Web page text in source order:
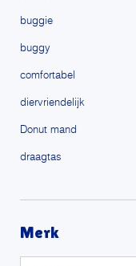
buggie
buggy
comfortabel
diervriendelijk
Donut mand
draagtas
fiets met hond
Merk